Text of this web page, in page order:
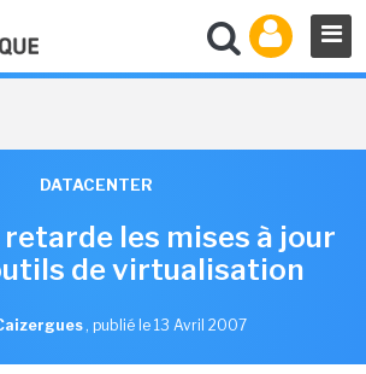
DATACENTER
les mises à jour
de virtualisation
, publié le 13 Avril 2007